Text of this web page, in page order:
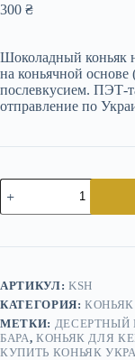
300 ₴
Шоколадный коньяк
на коньячной
послевкусием. ПЭТ-
отправление по
Количество
товара
Шоколадный
на
л
—
40%
крепость
АРТИКУЛ: KSH
КАТЕГОРИЯ:КОНЬЯК
МЕТКИ: ДЕСЕРТНЫЙ
БАРА, КОНЬЯК ДЛЯ
КУПИТЬ КОНЬЯК